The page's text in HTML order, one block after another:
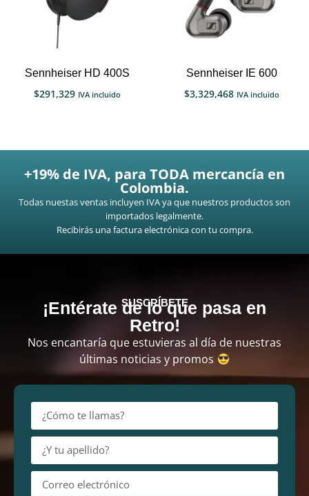
Sennheiser HD 400S
$291,329 IVA incluido
Sennheiser IE 600
$3,329,468 IVA incluido
+19% de IVA, para TODA mercancía en
Colombia.
Todas nuestas ventas incluyen IVA ya que nuestros productos son
importados legalmente.
Recibirás una factura electrónica con tu compra.
SUSCRÍBETE
¡Entérate de lo que pasa en
Retro!
Nos encantaría que estuvieras al día de nuestras
últimas noticias y promos